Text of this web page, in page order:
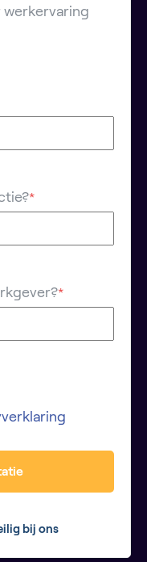
werkervaring
*
*
bij ons